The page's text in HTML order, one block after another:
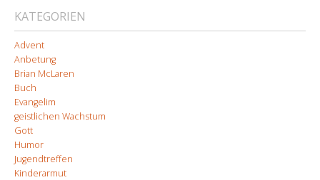
KATEGORIEN
Advent
Anbetung
Brian McLaren
Buch
Evangelim
geistlichen Wachstum
Gott
Humor
Jugendtreffen
Kinderarmut